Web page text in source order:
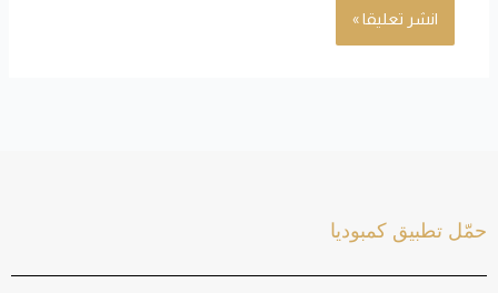
حمّل تطبيق كمبوديا